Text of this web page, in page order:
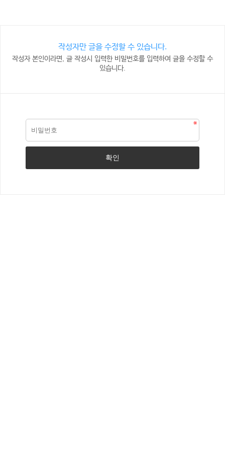
작성자만 글을 수정할 수 있습니다.
작성자 본인이라면, 글 작성시 입력한 비밀번호를 입력하여 글을 수정할 수
있습니다.